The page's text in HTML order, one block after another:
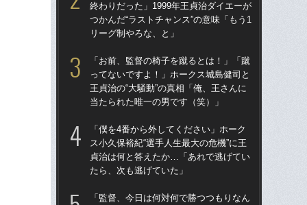
終わりだった」1999年王貞治ダイエーが
つかんだ“ラストチャンス”の意味「もう1
リーグ制やろな、と」
「お前、監督の椅子を蹴るとは！」「蹴
ってないですよ！」ホークス城島健司と
王貞治の“大騒動”の真相「俺、王さんに
当たられた唯一の男です（笑）」
「僕を4番から外してください」ホーク
ス小久保裕紀“選手人生最大の危機”に王
貞治は何と答えたか…「あれで逃げてい
たら、次も逃げていた」
「監督、今日は何対何で勝つつもりなん